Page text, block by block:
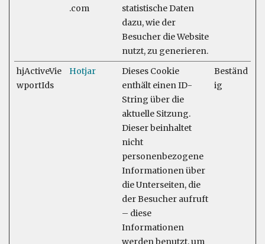
.com
statistische Daten
dazu, wie der
Besucher die Website
nutzt, zu generieren.
hjActiveVie
wportIds
Hotjar
Dieses Cookie
enthält einen ID-
String über die
aktuelle Sitzung.
Dieser beinhaltet
nicht
personenbezogene
Informationen über
die Unterseiten, die
der Besucher aufruft
– diese
Informationen
werden benutzt, um
Beständ
ig